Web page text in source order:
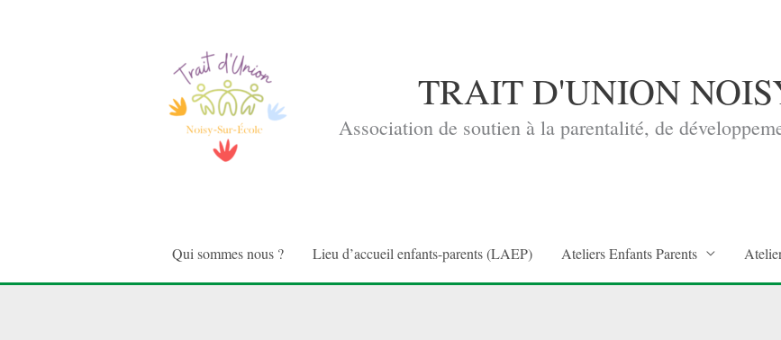
TRAIT D'UNION
Association de soutien à la parentalité, de
Qui sommes nous ? Lieu d’accueil enfants-parents (LAEP) Ateliers Enfants Parents